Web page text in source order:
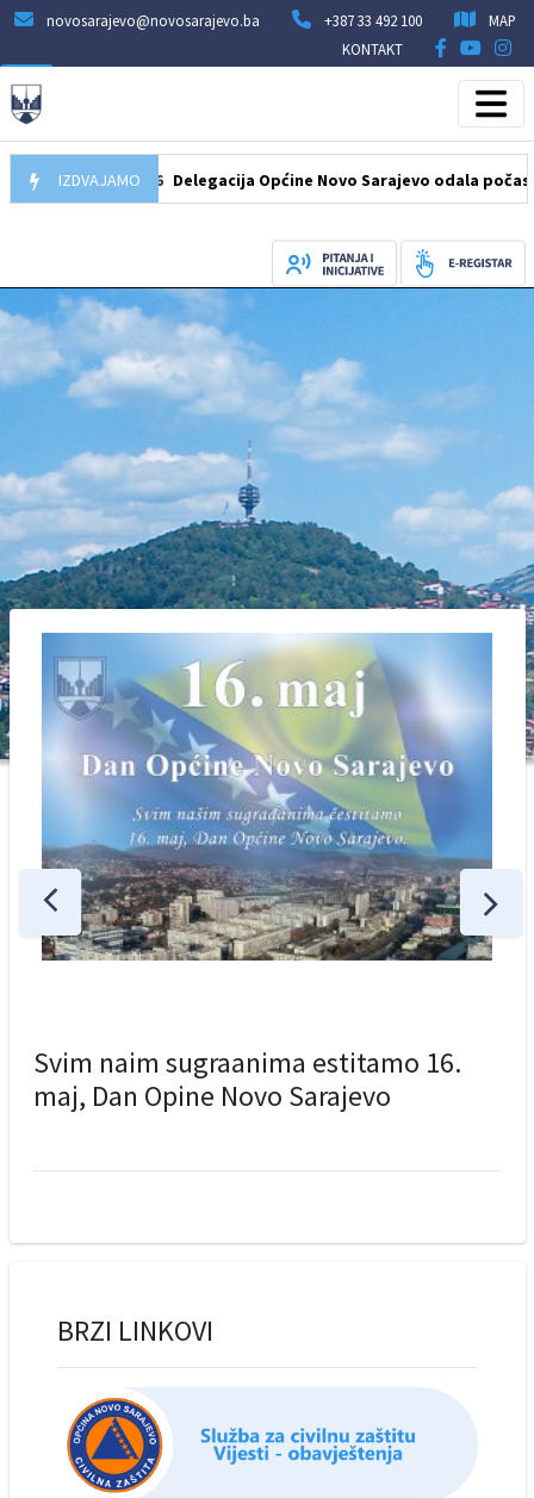
novosarajevo@novosarajevo.ba +387 33 492 100
MAP
KONTAKT
IZDVAJAMO
07.08.2026 Delegacija Općine Novo Sarajevo odala počast
Svim naim sugraanima estitamo 16.
maj, Dan Opine Novo Sarajevo
BRZI LINKOVI